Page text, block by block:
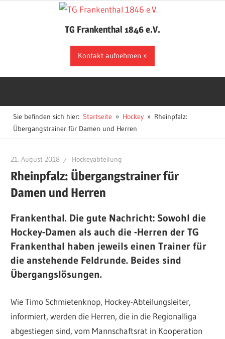
TG Frankenthal 1846 e.V.
Kontakt aufnehmen
Sie befinden sich hier: Startseite Hockey
Rheinpfalz:
Übergangstrainer für Damen und Herren
21. August 2018 Hockeyabteilung
Rheinpfalz: Übergangstrainer für
Damen und Herren
Frankenthal. Die gute Nachricht: Sowohl die
Hockey-Damen als auch die -Herren der TG
Frankenthal haben jeweils einen Trainer für
die anstehende Feldrunde. Beides sind
Übergangslösungen.
Wie Timo Schmietenknop, Hockey-Abteilungsleiter,
informiert, werden die Herren, die in die Regionalliga
abgestiegen sind, vom Mannschaftsrat in Kooperation